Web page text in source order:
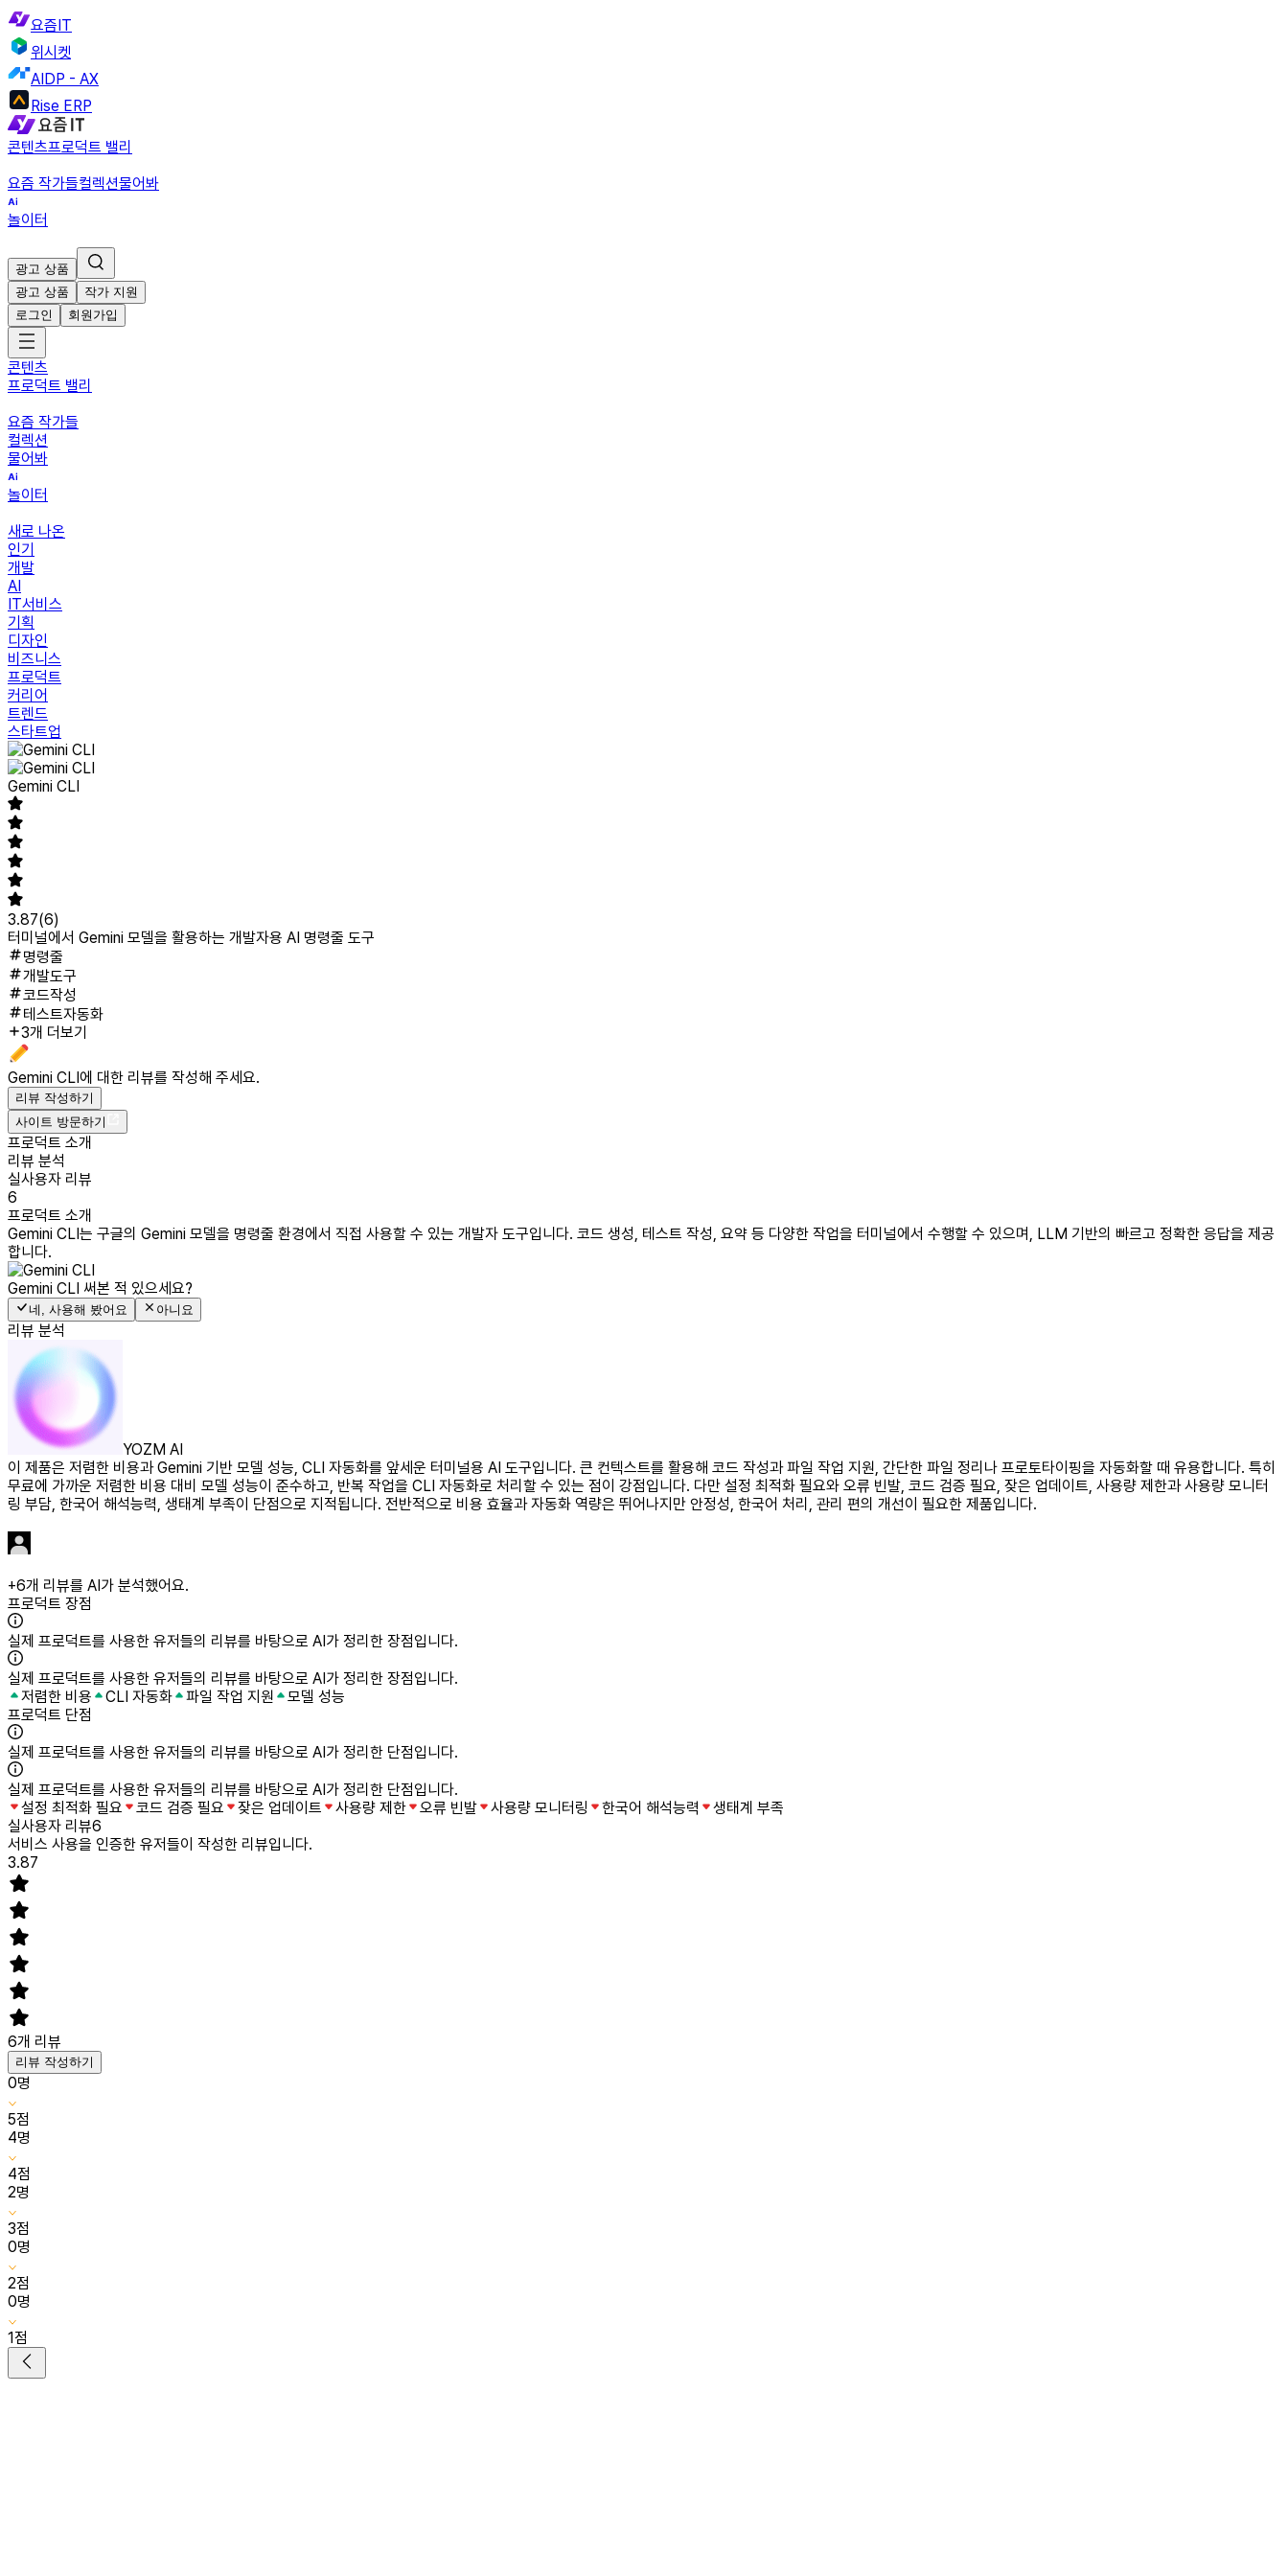
요즘IT
위시켓
AIDP - AX
Rise ERP
콘텐츠프로덕트 밸리
요즘 작가들컬렉션물어봐
놀이터
광고 상품
광고 상품
작가 지원
로그인
회원가입
콘텐츠
프로덕트 밸리
요즘 작가들
컬렉션
물어봐
놀이터
새로 나온
인기
개발
AI
IT서비스
기획
디자인
비즈니스
프로덕트
커리어
트렌드
스타트업
Gemini CLI
3.87(6)
터미널에서 Gemini 모델을 활용하는 개발자용 AI 명령줄 도구
명령줄
개발도구
코드작성
테스트자동화
3개 더보기
Gemini CLI에 대한 리뷰를 작성해 주세요.
리뷰 작성하기
사이트 방문하기
프로덕트 소개
리뷰 분석
실사용자 리뷰
6
프로덕트 소개
Gemini CLI는 구글의 Gemini 모델을 명령줄 환경에서 직접 사용할 수 있는 개발자 도구입니다. 코드 생성, 테스트 작성, 요약 등 다양한 작업을 터미널에서 수행할 수 있으며, LLM 기반의 빠르고 정확한 응답을 제공
합니다.
Gemini CLI 써본 적 있으세요?
네, 사용해 봤어요 아니요
리뷰 분석
YOZM AI
이 제품은 저렴한 비용과 Gemini 기반 모델 성능, CLI 자동화를 앞세운 터미널용 AI 도구입니다. 큰 컨텍스트를 활용해 코드 작성과 파일 작업 지원, 간단한 파일 정리나 프로토타이핑을 자동화할 때 유용합니다. 특히
무료에 가까운 저렴한 비용 대비 모델 성능이 준수하고, 반복 작업을 CLI 자동화로 처리할 수 있는 점이 강점입니다. 다만 설정 최적화 필요와 오류 빈발, 코드 검증 필요, 잦은 업데이트, 사용량 제한과 사용량 모니터
링 부담, 한국어 해석능력, 생태계 부족이 단점으로 지적됩니다. 전반적으로 비용 효율과 자동화 역량은 뛰어나지만 안정성, 한국어 처리, 관리 편의 개선이 필요한 제품입니다.
+6개 리뷰를 AI가 분석했어요.
프로덕트 장점
실제 프로덕트를 사용한 유저들의 리뷰를 바탕으로 AI가 정리한 장점입니다.
실제 프로덕트를 사용한 유저들의 리뷰를 바탕으로 AI가 정리한 장점입니다.
저렴한 비용
CLI 자동화 파일 작업 지원
모델 성능
프로덕트 단점
실제 프로덕트를 사용한 유저들의 리뷰를 바탕으로 AI가 정리한 단점입니다.
실제 프로덕트를 사용한 유저들의 리뷰를 바탕으로 AI가 정리한 단점입니다.
설정 최적화 필요
코드 검증 필요 잦은 업데이트 사용량 제한 오류 빈발 사용량 모니터링 한국어 해석능력
생태계 부족
실사용자 리뷰6
서비스 사용을 인증한 유저들이 작성한 리뷰입니다.
3.87
6개 리뷰
리뷰 작성하기
0명
5점
4명
4점
2명
3점
0명
2점
0명
1점